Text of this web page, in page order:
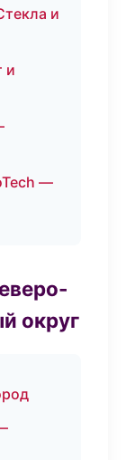
и
и
—
округ